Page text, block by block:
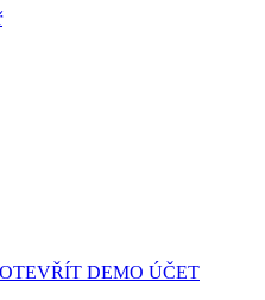
OTEVŘÍT DEMO ÚČET